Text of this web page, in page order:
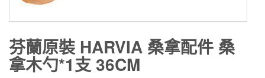
芬蘭原裝 HARVIA 桑拿配件 桑
拿木勺*1支 36CM